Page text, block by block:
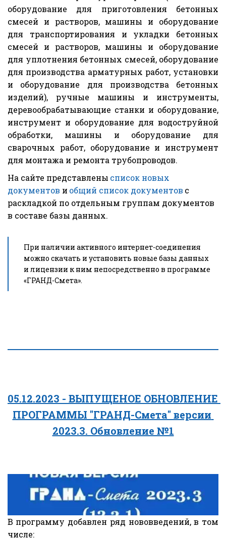
оборудование для приготовления бетонных
смесей и растворов, машины и оборудование
для транспортирования и укладки бетонных
смесей и растворов, машины и оборудование
для уплотнения бетонных смесей, оборудование
для производства арматурных работ, установки
и оборудование для производства бетонных
изделий), ручные машины и инструменты,
деревообрабатывающие станки и оборудование,
инструмент и оборудование для водоструйной
обработки, машины и оборудование для
сварочных работ, оборудование и инструмент
для монтажа и ремонта трубопроводов.
На сайте представлены список новых
документов и общий список документов с
раскладкой по отдельным группам документов
в составе базы данных.
При наличии активного интернет-соединения
можно скачать и установить новые базы данных
и лицензии к ним непосредственно в программе
«ГРАНД-Смета».
05.12.2023 - ВЫПУЩЕНОЕ ОБНОВЛЕНИЕ
ПРОГРАММЫ "ГРАНД-Смета" версии
2023.3. Обновление №1
В программу добавлен ряд нововведений, в том
числе: